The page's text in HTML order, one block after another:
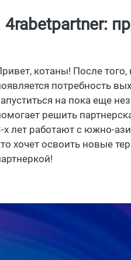
4rabetpartner:
котаны! После
потребность
на пока еще
решить
х лет работают с южно-
хочет освоить новые